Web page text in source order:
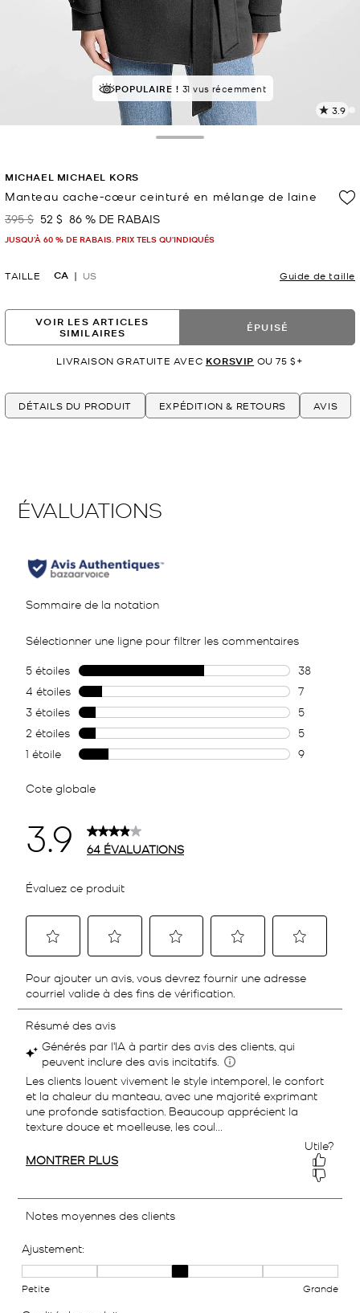
POPULAIRE ! 31 vus récemment
3.9
MICHAEL MICHAEL KORS
Manteau cache-cœur ceinturé en mélange de laine
était
395 $ maintenant
52 $ 86 % DE RABAIS
JUSQU’À 60 % DE RABAIS. PRIX TELS QU'INDIQUÉS
TAILLE CA US Guide de taille
VOIR LES ARTICLES
SIMILAIRES
ÉPUISÉ
LIVRAISON GRATUITE AVEC KORSVIP OU 75 $+
DÉTAILS DU PRODUIT EXPÉDITION & RETOURS AVIS